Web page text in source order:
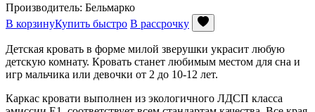
Производитель: Бельмарко
В корзинуКупить быстро В рассрочку
Детская кровать в форме милой зверушки украсит любую
детскую комнату. Кровать станет любимым местом для сна и
игр мальчика или девочки от 2 до 10-12 лет.
Каркас кровати выполнен из экологичного ЛДСП класса